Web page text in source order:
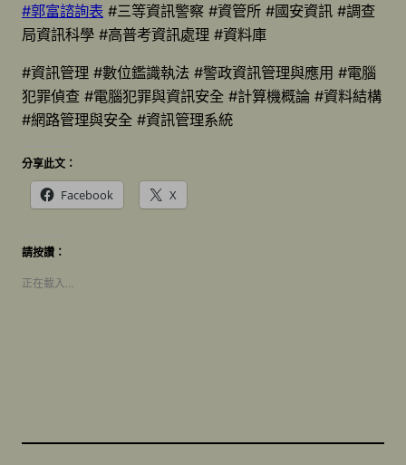
#郭富諮詢表 #三等資訊警察 #資管所 #國安資訊 #調查
局資訊科學 #高普考資訊處理 #資料庫
#資訊管理 #數位鑑識執法 #警政資訊管理與應用 #電腦
犯罪偵查 #電腦犯罪與資訊安全 #計算機概論 #資料結構
#網路管理與安全 #資訊管理系統
分享此文：
Facebook X
請按讚：
正在載入…